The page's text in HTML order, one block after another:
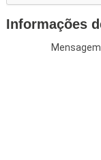
Informações